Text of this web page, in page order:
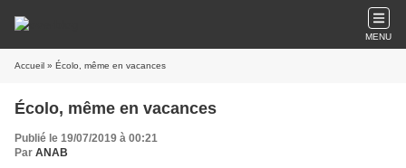
MENU
Accueil » Écolo, même en vacances
Écolo, même en vacances
Publié le 19/07/2019 à 00:21
Par ANAB